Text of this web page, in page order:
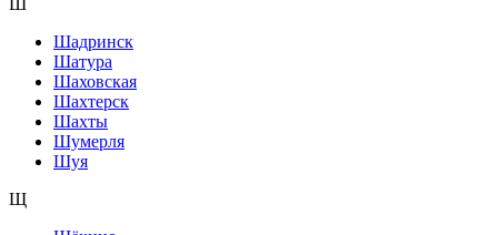
Шадринск
Шатура
Шаховская
Шахтерск
Шахты
Шумерля
Шуя
Щ